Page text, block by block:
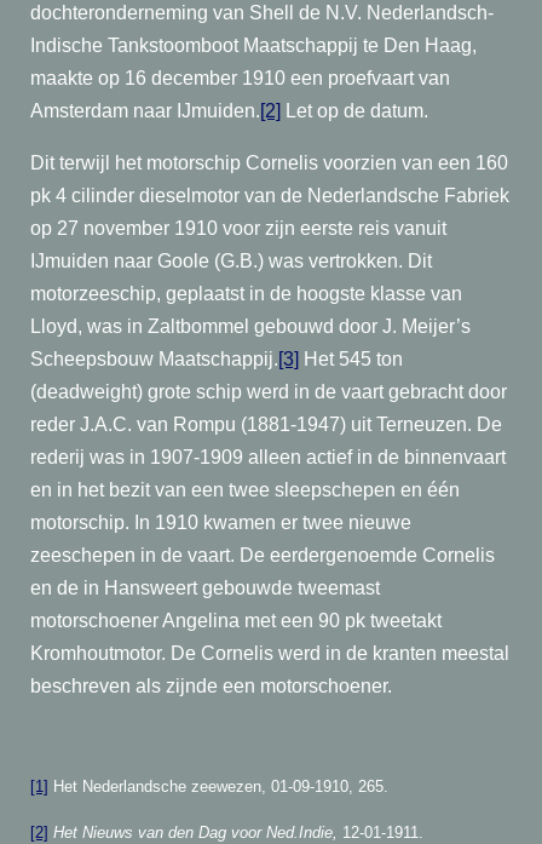
dochteronderneming van Shell de N.V. Nederlandsch-
Indische Tankstoomboot Maatschappij te Den Haag,
maakte op 16 december 1910 een proefvaart van
Amsterdam naar IJmuiden.[2] Let op de datum.
Dit terwijl het motorschip Cornelis voorzien van een 160
pk 4 cilinder dieselmotor van de Nederlandsche Fabriek
op 27 november 1910 voor zijn eerste reis vanuit
IJmuiden naar Goole (G.B.) was vertrokken. Dit
motorzeeschip, geplaatst in de hoogste klasse van
Lloyd, was in Zaltbommel gebouwd door J. Meijer’s
Scheepsbouw Maatschappij.[3] Het 545 ton
(deadweight) grote schip werd in de vaart gebracht door
reder J.A.C. van Rompu (1881-1947) uit Terneuzen. De
rederij was in 1907-1909 alleen actief in de binnenvaart
en in het bezit van een twee sleepschepen en één
motorschip. In 1910 kwamen er twee nieuwe
zeeschepen in de vaart. De eerdergenoemde Cornelis
en de in Hansweert gebouwde tweemast
motorschoener Angelina met een 90 pk tweetakt
Kromhoutmotor. De Cornelis werd in de kranten meestal
beschreven als zijnde een motorschoener.
[1] Het Nederlandsche zeewezen, 01-09-1910, 265.
[2] Het Nieuws van den Dag voor Ned.Indie, 12-01-1911.